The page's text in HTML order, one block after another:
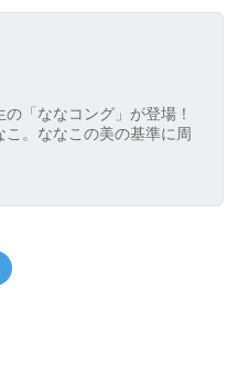
「ななコング」が登場！
。ななこの美の基準に周